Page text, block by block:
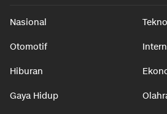
Nasional
Otomotif
Hiburan
Gaya Hidup